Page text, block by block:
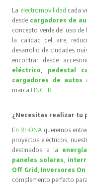
La electromovilidad cada
desde cargadores de
concepto verde del uso
la calidad del aire,
desarrollo de ciudades
encontrar desde
eléctrico, pedestal
cargadores de autos
marca LINCHR.
¿Necesitas realizar tu
En RHONA queremos
proyectos eléctricos,
destinados a la
paneles solares,
Off Grid, Inversores On
complemento perfecto